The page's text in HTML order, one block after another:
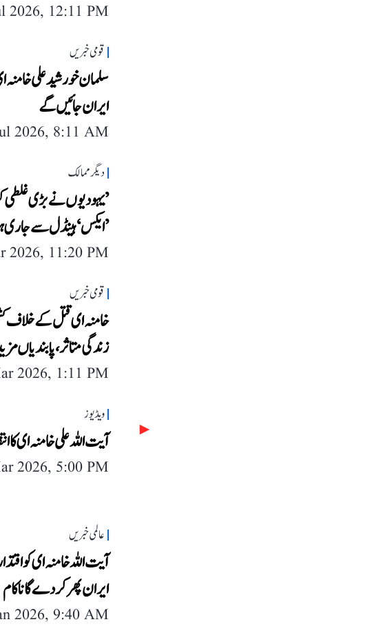
2026, 12:11 PM
قومی خبریں
سلمان خورشید علی
ایران جائیں گے
2026, 8:11 AM
دیگر ممالک
’یہودیوں نے بڑی
’ایکس‘ ہینڈل سے جاری
2026, 11:20 PM
قومی خبریں
خامنہ ای قتل کے خلاف
زندگی متاثر، پابندیاں
2026, 1:11 PM
ویڈیوز
آیت اللہ علی خامنہ ای
2026, 5:00 PM
عالمی خبریں
آیت اللہ خامنہ ای کو
ایران پھر کر دے گا ناکام
2026, 9:40 AM